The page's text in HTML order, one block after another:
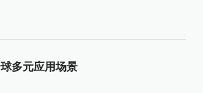
多元应用场景